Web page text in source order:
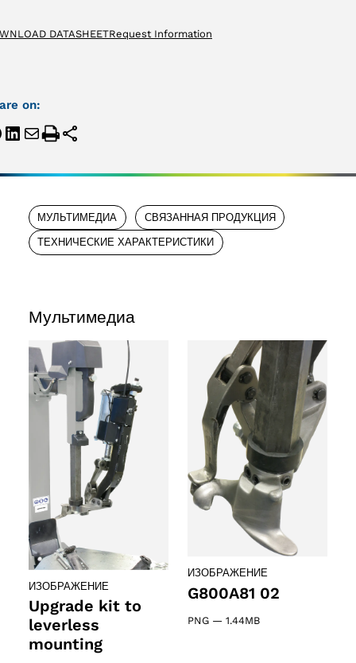
DATASHEETRequest Information
on:
МУЛЬТИМЕДИА СВЯЗАННАЯ ПРОДУКЦИЯ
ТЕХНИЧЕСКИЕ ХАРАКТЕРИСТИКИ
Мультимедиа
ИЗОБРАЖЕНИЕ
Upgrade kit to
leverless
mounting
ИЗОБРАЖЕНИЕ
G800A81 02
PNG — 1.44MB